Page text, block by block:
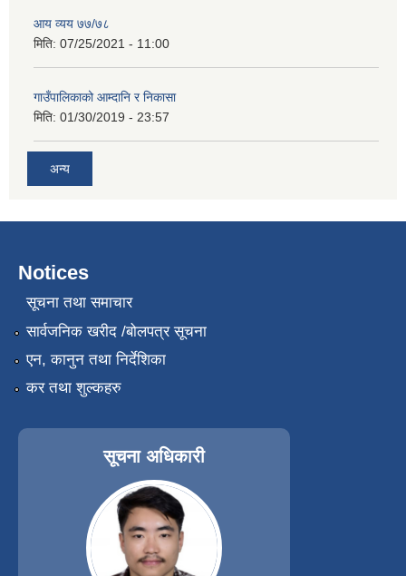
आय व्यय ७७/७८
मिति: 07/25/2021 - 11:00
गाउँपालिकाको आम्दानि र निकासा
मिति: 01/30/2019 - 23:57
अन्य
Notices
सूचना तथा समाचार
सार्वजनिक खरीद /बोलपत्र सूचना
एन, कानुन तथा निर्देशिका
कर तथा शुल्कहरु
सूचना अधिकारी